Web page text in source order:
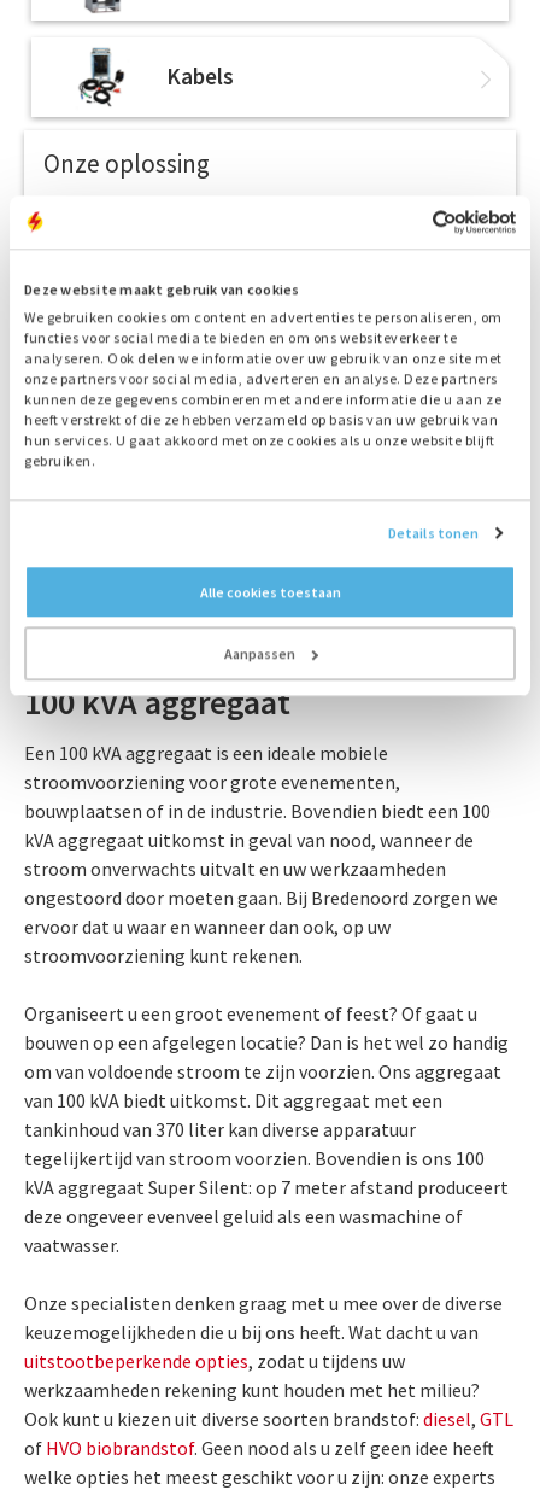
Deze website maakt gebruik van cookies
We gebruiken cookies om content en advertenties te personaliseren, om
functies voor social media te bieden en om ons websiteverkeer te
analyseren. Ook delen we informatie over uw gebruik van onze site met
onze partners voor social media, adverteren en analyse. Deze partners
kunnen deze gegevens combineren met andere informatie die u aan ze
heeft verstrekt of die ze hebben verzameld op basis van uw gebruik van
hun services. U gaat akkoord met onze cookies als u onze website blijft
gebruiken.
Details tonen
Alle cookies toestaan
Aanpassen
Kabels
Onze oplossing
Aggregaat, brandstof, hybride energie, opslag,
2. Offerte
Ontvang een scherpe offerte
3. Transport
Snelle aflevering door onze chauffeurs
4. Afleverservice
chauffeurs
100 kVA aggregaat
Een 100 kVA aggregaat is een ideale mobiele
stroomvoorziening voor grote evenementen,
bouwplaatsen of in de industrie. Bovendien biedt een 100
kVA aggregaat uitkomst in geval van nood, wanneer de
stroom onverwachts uitvalt en uw werkzaamheden
ongestoord door moeten gaan. Bij Bredenoord zorgen we
ervoor dat u waar en wanneer dan ook, op uw
stroomvoorziening kunt rekenen.
Organiseert u een groot evenement of feest? Of gaat u
bouwen op een afgelegen locatie? Dan is het wel zo handig
om van voldoende stroom te zijn voorzien. Ons aggregaat
van 100 kVA biedt uitkomst. Dit aggregaat met een
tankinhoud van 370 liter kan diverse apparatuur
tegelijkertijd van stroom voorzien. Bovendien is ons 100
kVA aggregaat Super Silent: op 7 meter afstand produceert
deze ongeveer evenveel geluid als een wasmachine of
vaatwasser.
Onze specialisten denken graag met u mee over de diverse
keuzemogelijkheden die u bij ons heeft. Wat dacht u van
uitstootbeperkende opties, zodat u tijdens uw
werkzaamheden rekening kunt houden met het milieu?
Ook kunt u kiezen uit diverse soorten brandstof: diesel, GTL
of HVO biobrandstof. Geen nood als u zelf geen idee heeft
welke opties het meest geschikt voor u zijn: onze experts